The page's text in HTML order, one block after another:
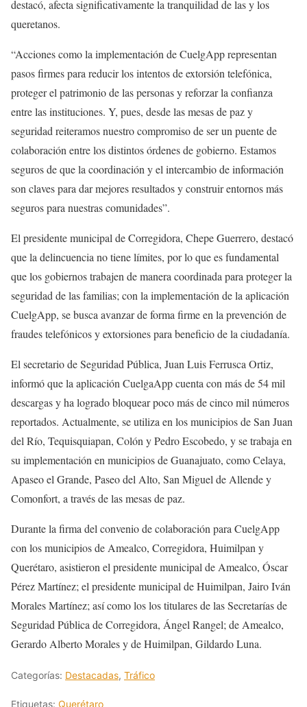
destacó, afecta significativamente la tranquilidad de las y los
queretanos.
“Acciones como la implementación de CuelgApp representan
pasos firmes para reducir los intentos de extorsión telefónica,
proteger el patrimonio de las personas y reforzar la confianza
entre las instituciones. Y, pues, desde las mesas de paz y
seguridad reiteramos nuestro compromiso de ser un puente de
colaboración entre los distintos órdenes de gobierno. Estamos
seguros de que la coordinación y el intercambio de información
son claves para dar mejores resultados y construir entornos más
seguros para nuestras comunidades”.
El presidente municipal de Corregidora, Chepe Guerrero, destacó
que la delincuencia no tiene límites, por lo que es fundamental
que los gobiernos trabajen de manera coordinada para proteger la
seguridad de las familias; con la implementación de la aplicación
CuelgApp, se busca avanzar de forma firme en la prevención de
fraudes telefónicos y extorsiones para beneficio de la ciudadanía.
El secretario de Seguridad Pública, Juan Luis Ferrusca Ortiz,
informó que la aplicación CuelgaApp cuenta con más de 54 mil
descargas y ha logrado bloquear poco más de cinco mil números
reportados. Actualmente, se utiliza en los municipios de San Juan
del Río, Tequisquiapan, Colón y Pedro Escobedo, y se trabaja en
su implementación en municipios de Guanajuato, como Celaya,
Apaseo el Grande, Paseo del Alto, San Miguel de Allende y
Comonfort, a través de las mesas de paz.
Durante la firma del convenio de colaboración para CuelgApp
con los municipios de Amealco, Corregidora, Huimilpan y
Querétaro, asistieron el presidente municipal de Amealco, Óscar
Pérez Martínez; el presidente municipal de Huimilpan, Jairo Iván
Morales Martínez; así como los los titulares de las Secretarías de
Seguridad Pública de Corregidora, Ángel Rangel; de Amealco,
Gerardo Alberto Morales y de Huimilpan, Gildardo Luna.
Categorías: Destacadas, Tráfico
Etiquetas: Querétaro